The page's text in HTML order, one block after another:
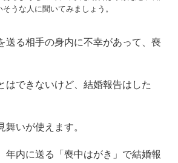
そうな人に聞いてみましょう。
送る相手の身内に不幸があって、喪
はできないけど、結婚報告はした
舞いが使えます。
年内に送る「喪中はがき」で結婚報